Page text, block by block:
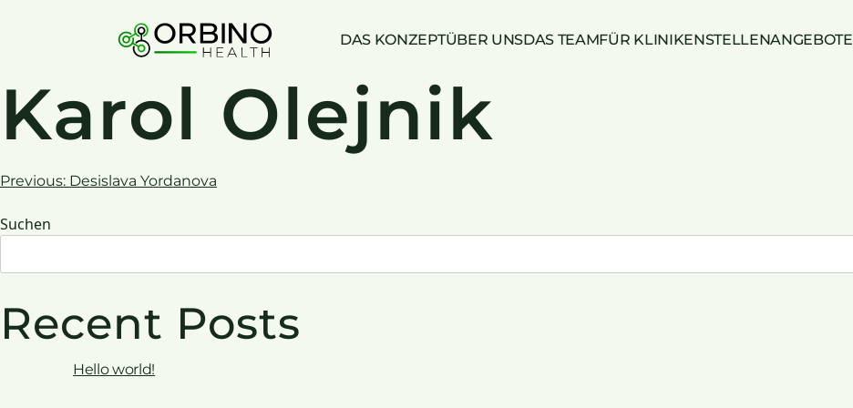
DAS KONZEPTÜBER UNSDAS TEAMFÜR KLINIKENSTELLENANGEBOTE
Karol Olejnik
Beitrags-
Navigation
Previous: Desislava Yordanova
Suchen
Recent Posts
Hello world!